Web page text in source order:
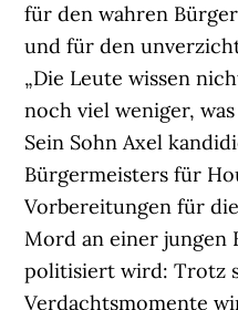
für den wahren
und für den
„Die Leute wissen
noch viel weniger,
Sein Sohn Axel
Bürgermeisters für
Vorbereitungen für
Mord an einer jungen
politisiert wird: Trotz
Verdachtsmomente